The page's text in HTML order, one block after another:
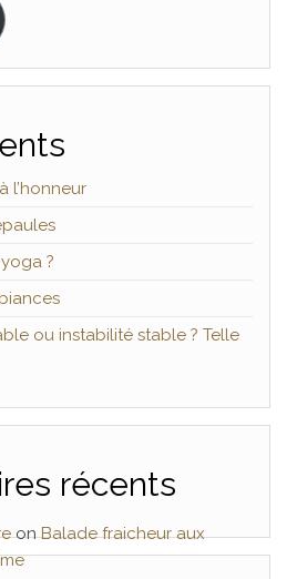
l’honneur
?
ou instabilité stable ? Telle
récents
onBalade fraicheur aux